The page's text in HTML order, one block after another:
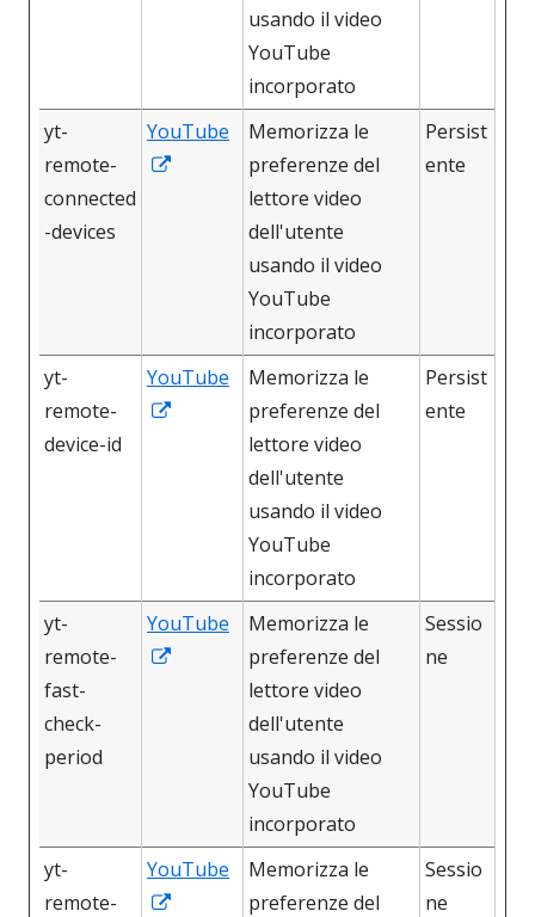
usando il video
YouTube
incorporato
yt-
remote-
connected
-devices
YouTube
Memorizza le
preferenze del
lettore video
dell'utente
usando il video
YouTube
incorporato
Persist
ente
yt-
remote-
device-id
YouTube
Memorizza le
preferenze del
lettore video
dell'utente
usando il video
YouTube
incorporato
Persist
ente
yt-
remote-
fast-
check-
period
YouTube
Memorizza le
preferenze del
lettore video
dell'utente
usando il video
YouTube
incorporato
Sessio
ne
yt-
remote-
YouTube
Memorizza le
preferenze del
Sessio
ne